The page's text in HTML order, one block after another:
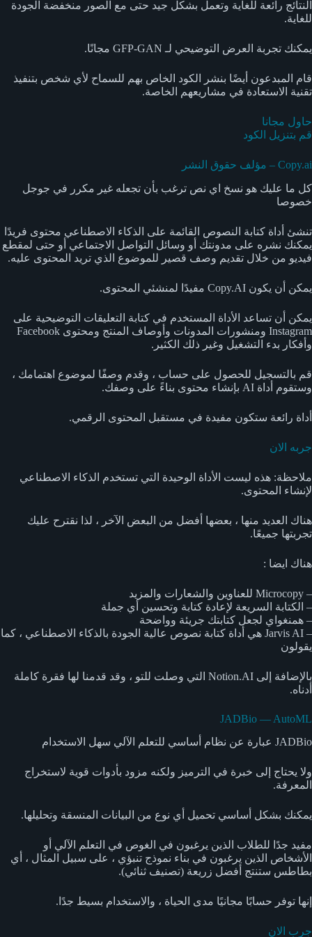
النتائج رائعة للغاية وتعمل بشكل جيد حتى مع الصور منخفضة الجودة
للغاية.
يمكنك تجربة العرض التوضيحي لـ GFP-GAN مجانًا.
قام المبدعون أيضًا بنشر الكود الخاص بهم للسماح لأي شخص بتنفيذ
تقنية الاستعادة في مشاريعهم الخاصة.
حاول مجانا
قم بتنزيل الكود
Copy.ai – مؤلف حقوق النشر
كل ما عليك هو نسخ اي نص ترغب بأن تجعله غير مكرر في جوجل
خصوصا
تنشئ أداة كتابة النصوص القائمة على الذكاء الاصطناعي محتوى فريدًا
يمكنك نشره على مدونتك أو وسائل التواصل الاجتماعي أو حتى لمقطع
فيديو من خلال تقديم وصف قصير للموضوع الذي تريد المحتوى عليه.
يمكن أن يكون Copy.AI مفيدًا لمنشئي المحتوى.
يمكن أن تساعد الأداة المستخدم في كتابة التعليقات التوضيحية على
Instagram ومنشورات المدونات وأوصاف المنتج ومحتوى Facebook
وأفكار بدء التشغيل وغير ذلك الكثير.
قم بالتسجيل للحصول على حساب ، وقدم وصفًا لموضوع اهتمامك ،
وستقوم أداة AI بإنشاء محتوى بناءً على وصفك.
أداة رائعة ستكون مفيدة في مستقبل المحتوى الرقمي.
جربه الان
ملاحظة: هذه ليست الأداة الوحيدة التي تستخدم الذكاء الاصطناعي
لإنشاء المحتوى.
هناك العديد منها ، بعضها أفضل من البعض الآخر ، لذا نقترح عليك
تجربتها جميعًا.
هناك ايضا :
– Microcopy للعناوين والشعارات والمزيد
– الكتابة السريعة لإعادة كتابة وتحسين أي جملة
– همنغواي لجعل كتابتك جريئة وواضحة
– Jarvis AI هي أداة كتابة نصوص عالية الجودة بالذكاء الاصطناعي ، كما
يقولون
بالإضافة إلى Notion.AI التي وصلت للتو ، وقد قدمنا لها فقرة كاملة
أدناه.
JADBio — AutoML
JADBio عبارة عن نظام أساسي للتعلم الآلي سهل الاستخدام
ولا يحتاج إلى خبرة في الترميز ولكنه مزود بأدوات قوية لاستخراج
المعرفة.
يمكنك بشكل أساسي تحميل أي نوع من البيانات المنسقة وتحليلها.
مفيد جدًا للطلاب الذين يرغبون في الغوص في التعلم الآلي أو
الأشخاص الذين يرغبون في بناء نموذج تنبؤي ، على سبيل المثال ، أي
بطاطس ستنتج أفضل زريعة (تصنيف ثنائي).
إنها توفر حسابًا مجانيًا مدى الحياة ، والاستخدام بسيط جدًا.
جرب الان